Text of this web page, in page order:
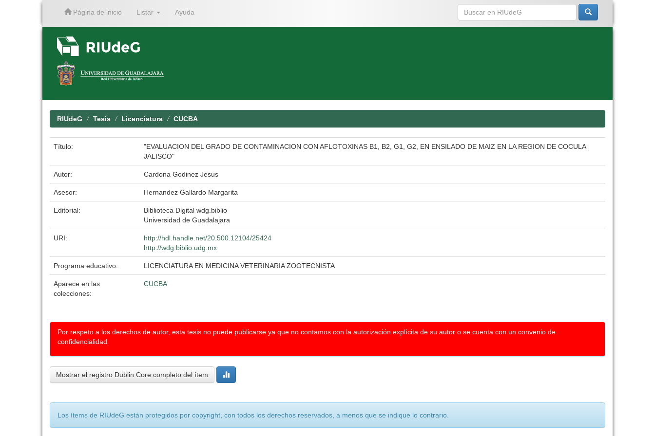
Página de inicio Listar Ayuda
RIUdeG Tesis Licenciatura CUCBA
Título:
"EVALUACION DEL GRADO DE CONTAMINACION CON AFLOTOXINAS B1, B2, G1, G2, EN ENSILADO DE MAIZ EN LA REGION DE COCULA
JALISCO"
Autor: Cardona Godinez Jesus
Asesor: Hernandez Gallardo Margarita
Editorial:
Biblioteca Digital wdg.biblio
Universidad de Guadalajara
URI:
http://hdl.handle.net/20.500.12104/25424
http://wdg.biblio.udg.mx
Programa educativo: LICENCIATURA EN MEDICINA VETERINARIA ZOOTECNISTA
Aparece en las
colecciones:
CUCBA
Por respeto a los derechos de autor, esta tesis no puede publicarse ya que no contamos con la autorización explícita de su autor o se cuenta con un convenio de
confidencialidad
Mostrar el registro Dublin Core completo del ítem
Los ítems de RIUdeG están protegidos por copyright, con todos los derechos reservados, a menos que se indique lo contrario.